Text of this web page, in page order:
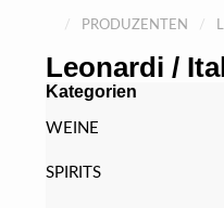
/ PRODUZENTEN /
Leonardi /
Kategorien
WEINE
SPIRITS